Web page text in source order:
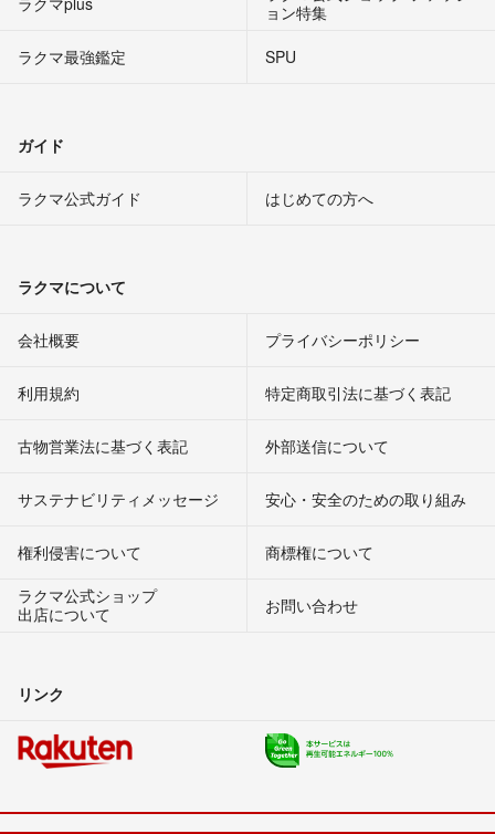
ョン特集
ラクマ最強鑑定
SPU
ガイド
ラクマ公式ガイド はじめての方へ
ラクマについて
会社概要 プライバシーポリシー
利用規約 特定商取引法に基づく表記
古物営業法に基づく表記 外部送信について
サステナビリティメッセージ 安心・安全のための取り組み
権利侵害について
商標権について
ラクマ公式ショップ
出店について
お問い合わせ
リンク